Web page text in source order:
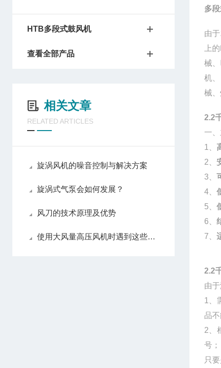
HTB多段式鼓风机
查看全部产品
相关文章
RELATED ARTICLES
旋涡风机的噪音控制与解决方案
旋涡式气泵会如何发展？
风刀的技术原理及优势
使用大风量高压风机时遇到这些问题不要慌！
多
由于
上
械
机
械
2.2
一
1、
2、
3、
4、
5、
6、
7、
2.2
由
1、
品
2、
号
只